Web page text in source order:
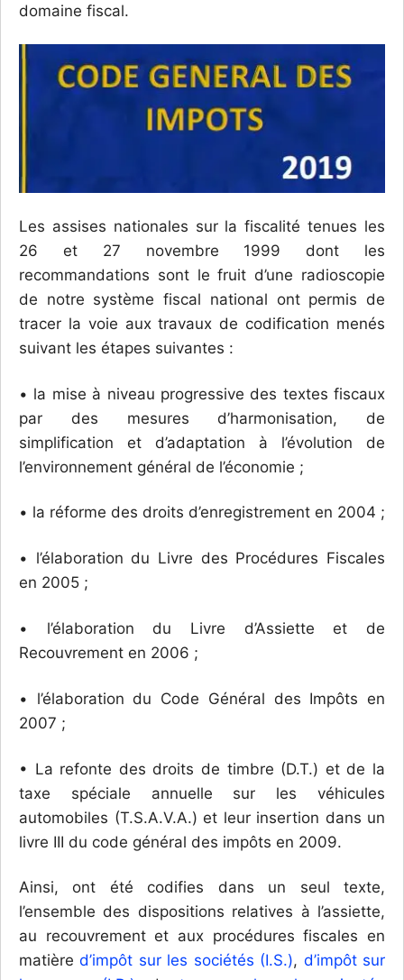
domaine fiscal.
Les assises nationales sur la fiscalité tenues les
26 et 27 novembre 1999 dont les
recommandations sont le fruit d’une radioscopie
de notre système fiscal national ont permis de
tracer la voie aux travaux de codification menés
suivant les étapes suivantes :
• la mise à niveau progressive des textes fiscaux
par des mesures d’harmonisation, de
simplification et d’adaptation à l’évolution de
l’environnement général de l’économie ;
• la réforme des droits d’enregistrement en 2004 ;
• l’élaboration du Livre des Procédures Fiscales
en 2005 ;
• l’élaboration du Livre d’Assiette et de
Recouvrement en 2006 ;
• l’élaboration du Code Général des Impôts en
2007 ;
• La refonte des droits de timbre (D.T.) et de la
taxe spéciale annuelle sur les véhicules
automobiles (T.S.A.V.A.) et leur insertion dans un
livre III du code général des impôts en 2009.
Ainsi, ont été codifies dans un seul texte,
l’ensemble des dispositions relatives à l’assiette,
au recouvrement et aux procédures fiscales en
matièred’impôt sur les sociétés (I.S.), d’impôt sur